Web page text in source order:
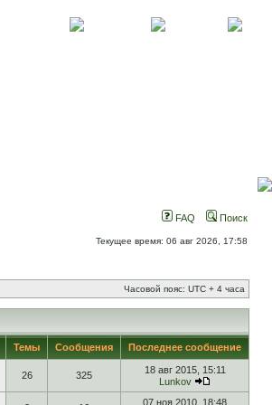
FAQ Поиск
Текущее время: 06 авг 2026, 17:58
Часовой пояс: UTC + 4 часа
Темы Сообщения Последнее сообщение
26 325
18 авг 2015, 15:11
Lunkov
07 ноя 2010, 18:48